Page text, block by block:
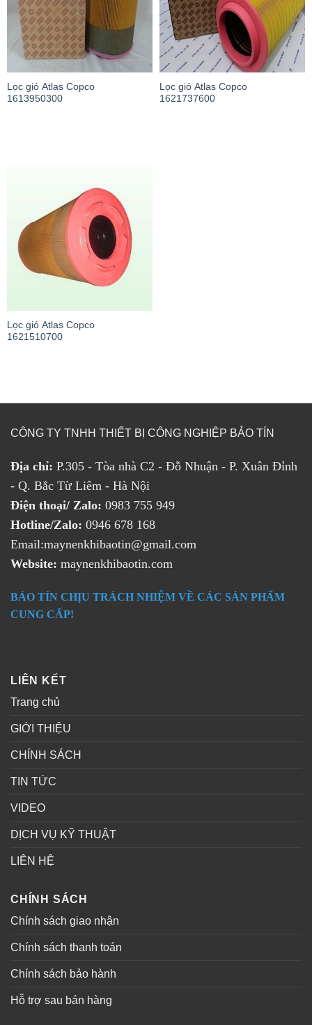
Lọc gió Atlas Copco
1613950300
Lọc gió Atlas Copco
1621737600
Lọc gió Atlas Copco
1621510700
CÔNG TY TNHH THIẾT BỊ CÔNG NGHIỆP BẢO TÍN
Địa chỉ: P.305 - Tòa nhà C2 - Đỗ Nhuận - P. Xuân Đỉnh
- Q. Bắc Từ Liêm - Hà Nội
Điện thoại/ Zalo: 0983 755 949
Hotline/Zalo: 0946 678 168
Email:maynenkhibaotin@gmail.com
Website: maynenkhibaotin.com
BẢO TÍN CHỊU TRÁCH NHIỆM VỀ CÁC SẢN PHẨM
CUNG CẤP!
LIÊN KẾT
Trang chủ
GIỚI THIỆU
CHÍNH SÁCH
TIN TỨC
VIDEO
DỊCH VỤ KỸ THUẬT
LIÊN HỆ
CHÍNH SÁCH
Chính sách giao nhận
Chính sách thanh toán
Chính sách bảo hành
Hỗ trợ sau bán hàng